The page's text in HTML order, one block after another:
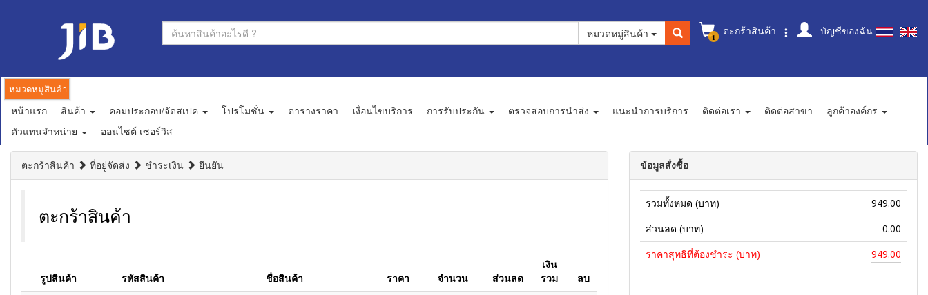
1 ตะกร้าสินค้า บัญชีของฉัน
หมวดหมู่สินค้า
หมวดหมู่สินค้า
หน้าแรก สินค้า คอมประกอบ/จัดสเปค โปรโมชั่น ตารางราคา เงื่อนไขบริการ การรับประกัน ตรวจสอบการนำส่ง แนะนำการบริการ ติดต่อเรา ติดต่อสาขา
ลูกค้าองค์กร
ตัวแทนจำหน่าย
ออนไซต์ เซอร์วิส
ตะกร้าสินค้า ที่อยู่จัดส่ง ชำระเงิน ยืนยัน
ตะกร้าสินค้า
รูปสินค้า รหัสสินค้า ชื่อสินค้า ราคา จำนวน ส่วนลด
เงิน
รวม
ลบ
ข้อมูลสั่งซื้อ
รวมทั้งหมด (บาท)
949.00
ส่วนลด (บาท)
0.00
ราคาสุทธิที่ต้องชำระ (บาท)
949.00